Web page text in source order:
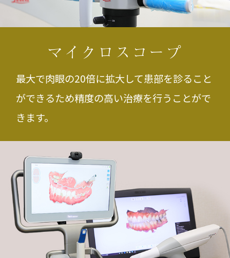
マイクロスコープ
最大で肉眼の20倍に拡大して患部を診ること
ができるため精度の高い治療を行うことがで
きます。